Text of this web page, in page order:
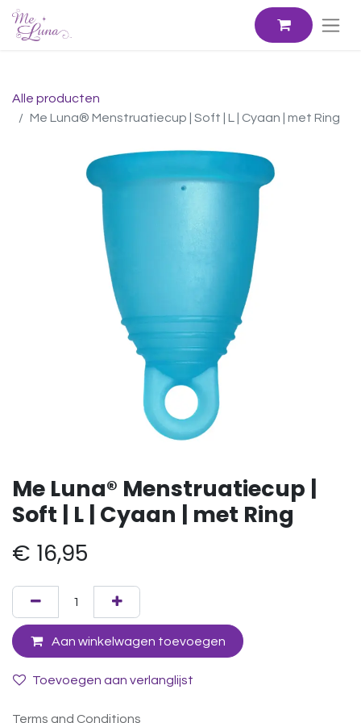
Alle producten
Me Luna® Menstruatiecup | Soft | L | Cyaan | met Ring
Me Luna® Menstruatiecup |
Soft | L | Cyaan | met Ring
€ 16,95
Aan winkelwagen toevoegen
Toevoegen aan verlanglijst
Terms and Conditions